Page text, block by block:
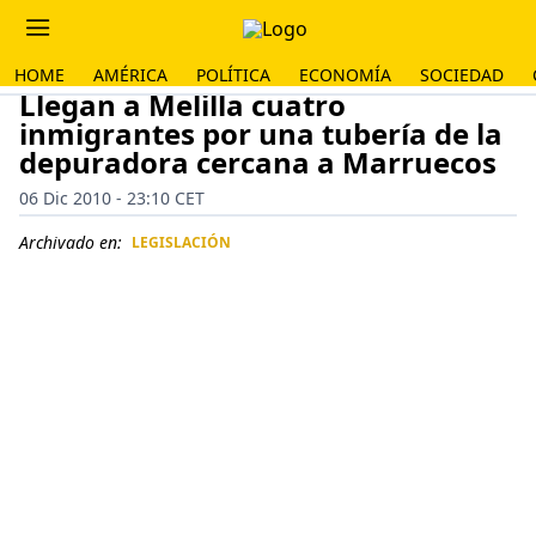
HOME AMÉRICA POLÍTICA ECONOMÍA SOCIEDAD
Llegan a Melilla cuatro
inmigrantes por una tubería de la
depuradora cercana a Marruecos
06 Dic 2010 - 23:10 CET
Archivado en: LEGISLACIÓN